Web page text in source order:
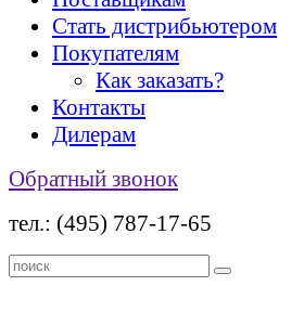
Стать дистрибьютером
Покупателям
Как заказать?
Контакты
Дилерам
Обратный звонок
тел.: (495) 787-17-65